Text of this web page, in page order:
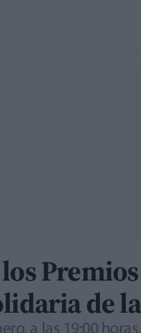
de
a las 19:00